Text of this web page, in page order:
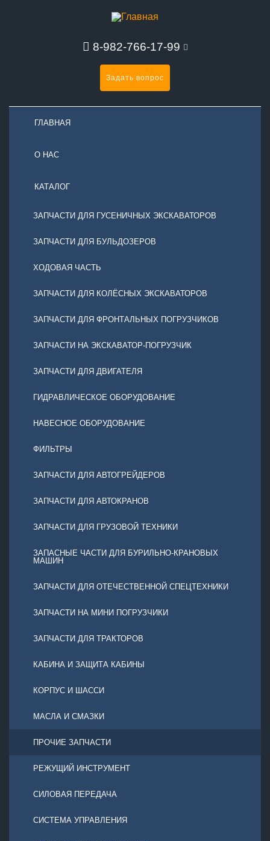
8-982-766-17-99
Задать вопрос
ГЛАВНАЯ
О НАС
КАТАЛОГ
ЗАПЧАСТИ ДЛЯ ГУСЕНИЧНЫХ ЭКСКАВАТОРОВ
ЗАПЧАСТИ ДЛЯ БУЛЬДОЗЕРОВ
ХОДОВАЯ ЧАСТЬ
ЗАПЧАСТИ ДЛЯ КОЛЁСНЫХ ЭКСКАВАТОРОВ
ЗАПЧАСТИ ДЛЯ ФРОНТАЛЬНЫХ ПОГРУЗЧИКОВ
ЗАПЧАСТИ НА ЭКСКАВАТОР-ПОГРУЗЧИК
ЗАПЧАСТИ ДЛЯ ДВИГАТЕЛЯ
ГИДРАВЛИЧЕСКОЕ ОБОРУДОВАНИЕ
НАВЕСНОЕ ОБОРУДОВАНИЕ
ФИЛЬТРЫ
ЗАПЧАСТИ ДЛЯ АВТОГРЕЙДЕРОВ
ЗАПЧАСТИ ДЛЯ АВТОКРАНОВ
ЗАПЧАСТИ ДЛЯ ГРУЗОВОЙ ТЕХНИКИ
ЗАПАСНЫЕ ЧАСТИ ДЛЯ БУРИЛЬНО-КРАНОВЫХ
МАШИН
ЗАПЧАСТИ ДЛЯ ОТЕЧЕСТВЕННОЙ СПЕЦТЕХНИКИ
ЗАПЧАСТИ НА МИНИ ПОГРУЗЧИКИ
ЗАПЧАСТИ ДЛЯ ТРАКТОРОВ
КАБИНА И ЗАЩИТА КАБИНЫ
КОРПУС И ШАССИ
МАСЛА И СМАЗКИ
ПРОЧИЕ ЗАПЧАСТИ
РЕЖУЩИЙ ИНСТРУМЕНТ
СИЛОВАЯ ПЕРЕДАЧА
СИСТЕМА УПРАВЛЕНИЯ